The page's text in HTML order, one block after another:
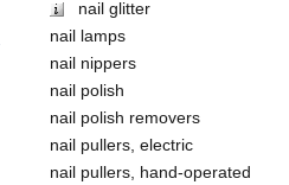
nail glitter
nail lamps
nail nippers
nail polish
nail polish removers
nail pullers, electric
nail pullers, hand-operated